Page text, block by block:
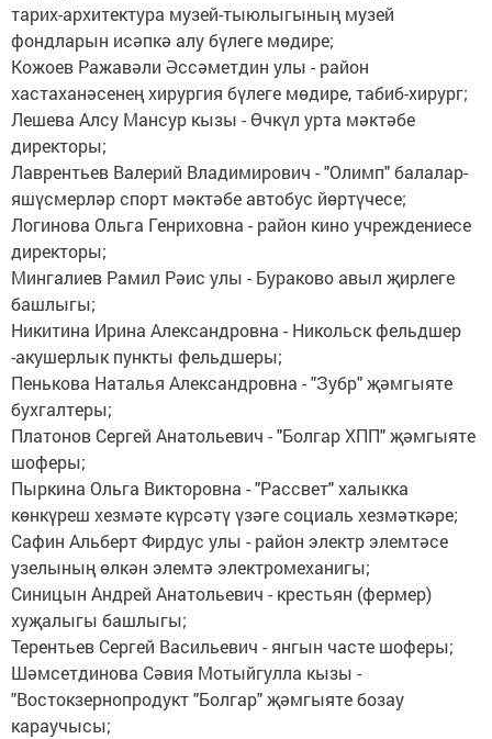
тарих-архитектура музей-тыюлыгының музей
фондларын исәпкә алу бүлеге мөдире;
Кожоев Ражавәли Әссәметдин улы - район
хастаханәсенең хирургия бүлеге мөдире, табиб-хирург;
Лешева Алсу Мансур кызы - Өчкүл урта мәктәбе
директоры;
Лаврентьев Валерий Владимирович - "Олимп" балалар-
яшүсмерләр спорт мәктәбе автобус йөртүчесе;
Логинова Ольга Генриховна - район кино учреждениесе
директоры;
Мингалиев Рамил Рәис улы - Бураково авыл җирлеге
башлыгы;
Никитина Ирина Александровна - Никольск фельдшер
-акушерлык пункты фельдшеры;
Пенькова Наталья Александровна - "Зубр" җәмгыяте
бухгалтеры;
Платонов Сергей Анатольевич - "Болгар ХПП" җәмгыяте
шоферы;
Пыркина Ольга Викторовна - "Рассвет" халыкка
көнкүреш хезмәте күрсәтү үзәге социаль хезмәткәре;
Сафин Альберт Фирдус улы - район электр элемтәсе
узелының өлкән элемтә электромеханигы;
Синицын Андрей Анатольевич - крестьян (фермер)
хуҗалыгы башлыгы;
Терентьев Сергей Васильевич - янгын часте шоферы;
Шәмсетдинова Сәвия Мотыйгулла кызы -
"Востокзернопродукт "Болгар" җәмгыяте бозау
караучысы;